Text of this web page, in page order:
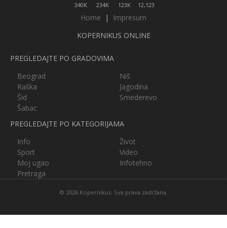
340K 234K 123K 12,123
Home |
Impresum
KOPERNIKUS ONLINE
PREGLEDAJTE PO GRADOVIMA
Beograd
Niš
Raška
Jagodina
Šid
Smederevo
Šabac
PREGLEDAJTE PO KATEGORIJAMA
Info
Život
Sport
Video
Moj ugao
Infotehno
Pretraga
© 2026 Kopernikus. Sva prava zadržana.